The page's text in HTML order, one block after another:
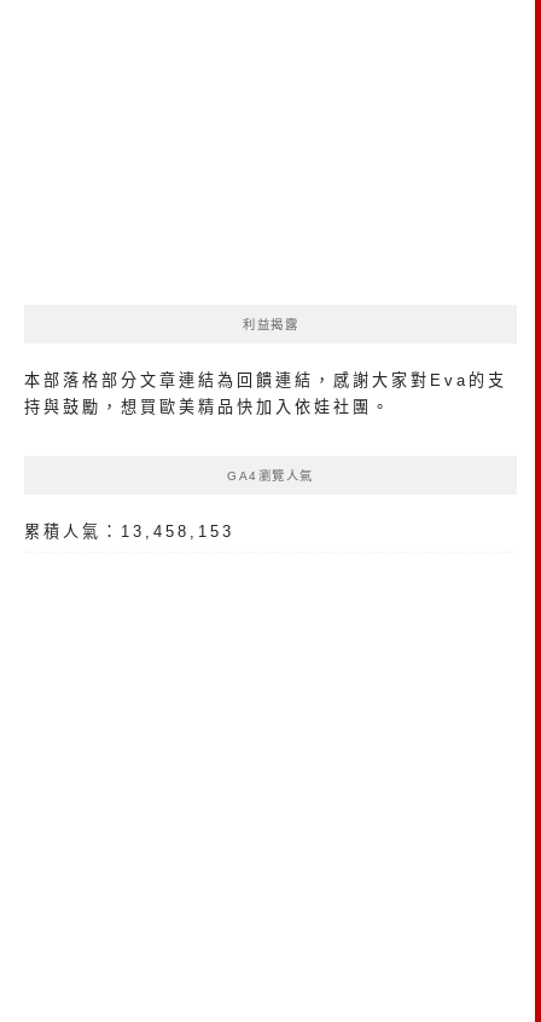
利益揭露
本部落格部分文章連結為回饋連結，感謝大家對Eva的支
持與鼓勵，想買歐美精品 快加入依娃社團 。
GA4瀏覽人氣
累積人氣：13,458,153